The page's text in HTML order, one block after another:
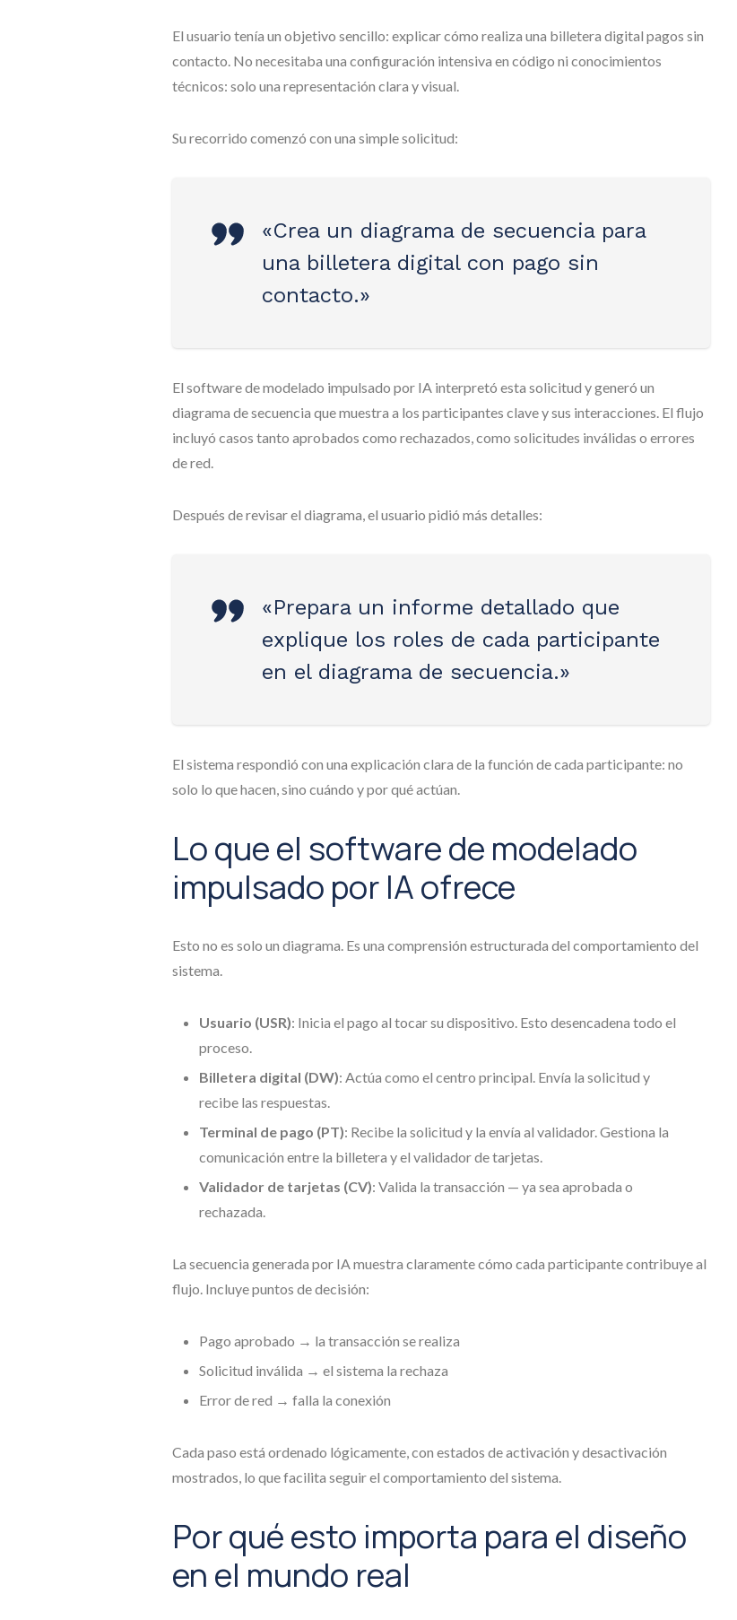
El usuario tenía un objetivo sencillo: explicar cómo realiza una billetera digital pagos sin
contacto. No necesitaba una configuración intensiva en código ni conocimientos
técnicos: solo una representación clara y visual.
Su recorrido comenzó con una simple solicitud:
«Crea un diagrama de secuencia para
una billetera digital con pago sin
contacto.»
El software de modelado impulsado por IA interpretó esta solicitud y generó un
diagrama de secuencia que muestra a los participantes clave y sus interacciones. El flujo
incluyó casos tanto aprobados como rechazados, como solicitudes inválidas o errores
de red.
Después de revisar el diagrama, el usuario pidió más detalles:
«Prepara un informe detallado que
explique los roles de cada participante
en el diagrama de secuencia.»
El sistema respondió con una explicación clara de la función de cada participante: no
solo lo que hacen, sino cuándo y por qué actúan.
Lo que el software de modelado
impulsado por IA ofrece
Esto no es solo un diagrama. Es una comprensión estructurada del comportamiento del
sistema.
Usuario (USR): Inicia el pago al tocar su dispositivo. Esto desencadena todo el
proceso.
Billetera digital (DW): Actúa como el centro principal. Envía la solicitud y
recibe las respuestas.
Terminal de pago (PT): Recibe la solicitud y la envía al validador. Gestiona la
comunicación entre la billetera y el validador de tarjetas.
Validador de tarjetas (CV): Valida la transacción — ya sea aprobada o
rechazada.
La secuencia generada por IA muestra claramente cómo cada participante contribuye al
flujo. Incluye puntos de decisión:
Pago aprobado → la transacción se realiza
Solicitud inválida → el sistema la rechaza
Error de red → falla la conexión
Cada paso está ordenado lógicamente, con estados de activación y desactivación
mostrados, lo que facilita seguir el comportamiento del sistema.
Por qué esto importa para el diseño
en el mundo real